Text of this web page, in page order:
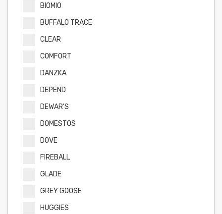
BIOMIO
BUFFALO TRACE
CLEAR
COMFORT
DANZKA
DEPEND
DEWAR'S
DOMESTOS
DOVE
FIREBALL
GLADE
GREY GOOSE
HUGGIES